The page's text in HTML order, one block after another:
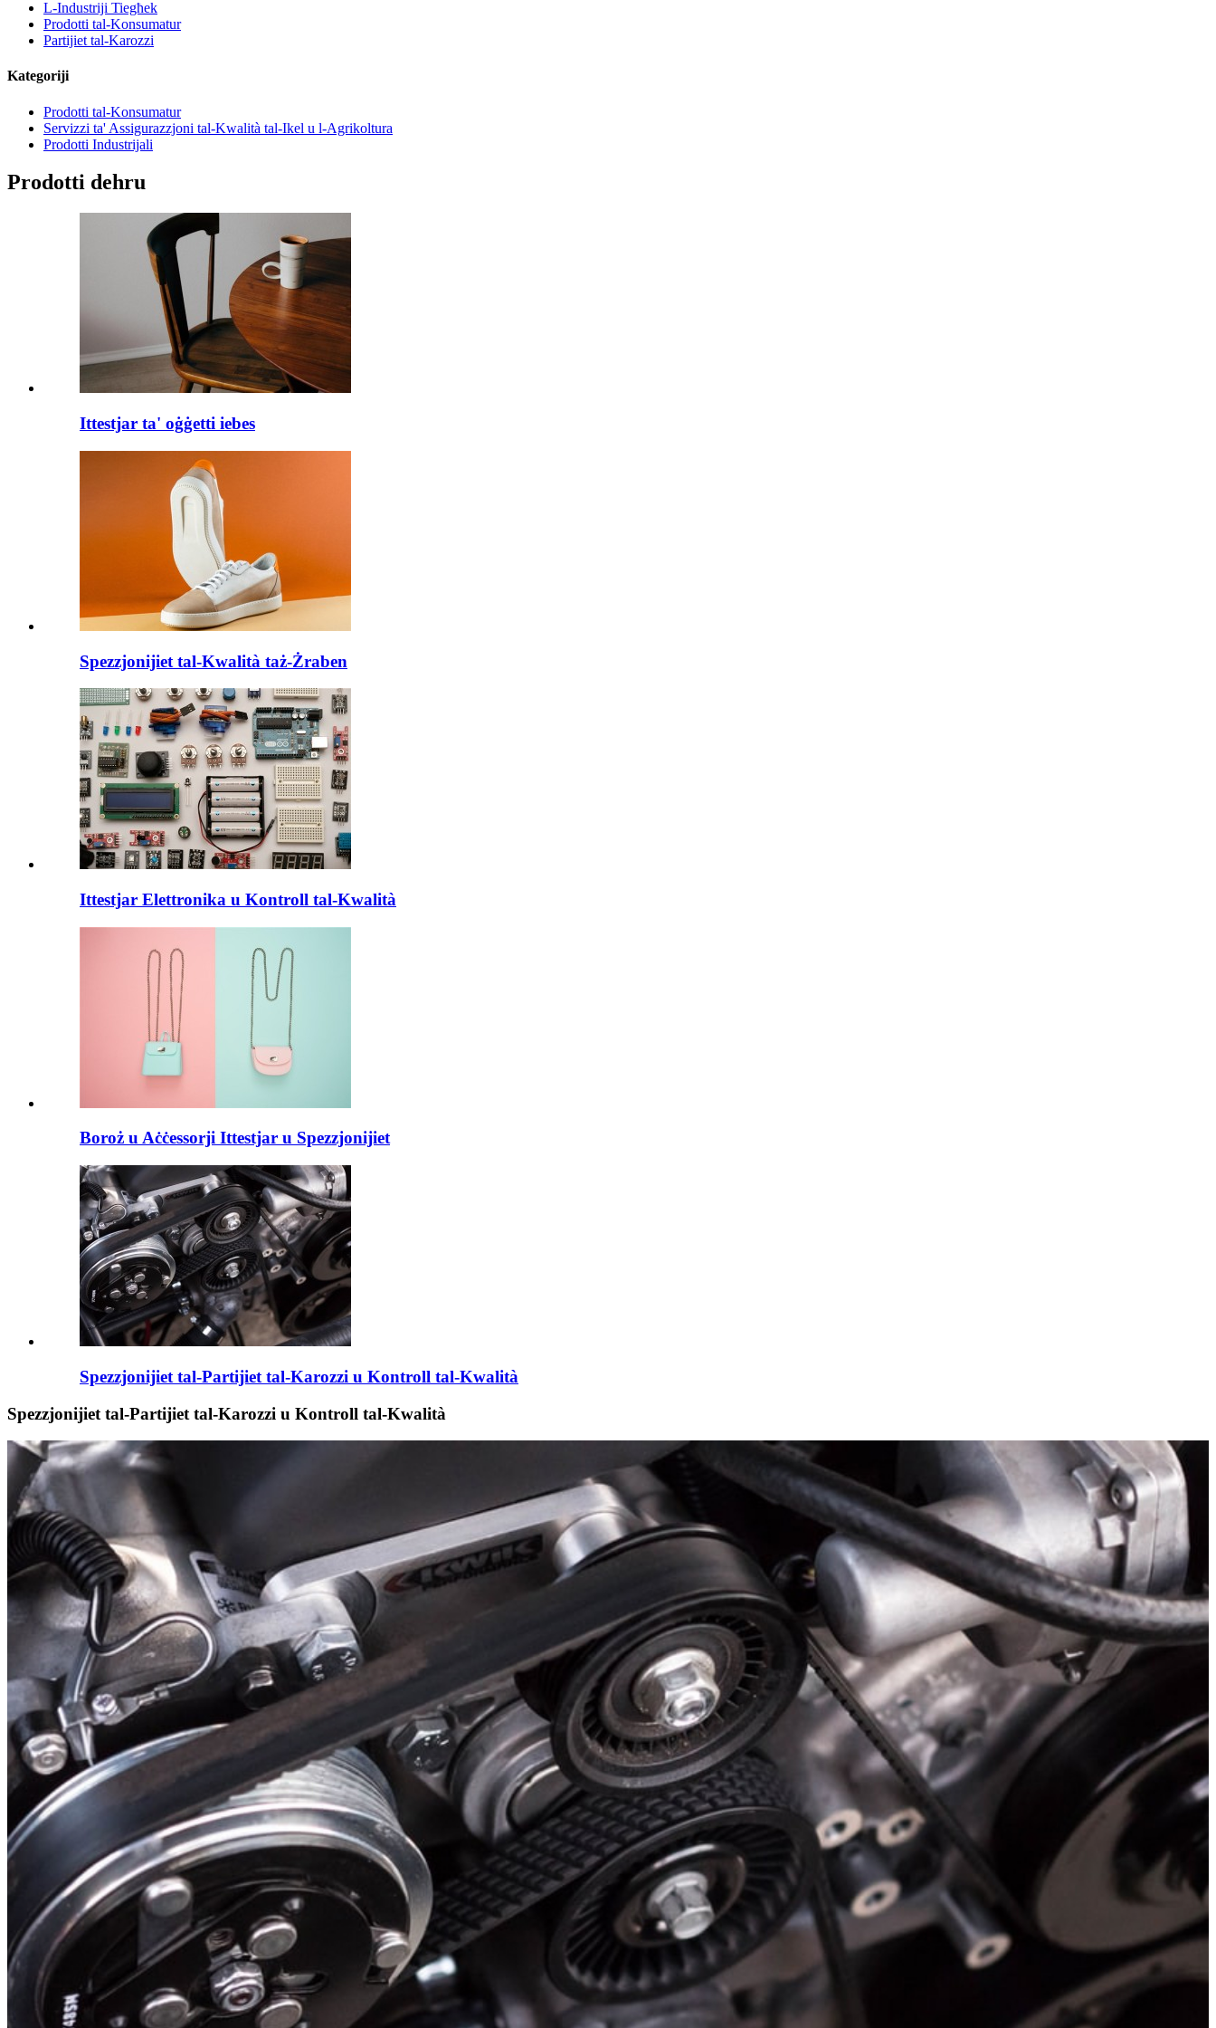
L-Industriji Tiegħek
Prodotti tal-Konsumatur
Partijiet tal-Karozzi
Kategoriji
Prodotti tal-Konsumatur
Servizzi ta' Assigurazzjoni tal-Kwalità tal-Ikel u l-Agrikoltura
Prodotti Industrijali
Prodotti dehru
Ittestjar ta' oġġetti iebes
Spezzjonijiet tal-Kwalità taż-Żraben
Ittestjar Elettronika u Kontroll tal-Kwalità
Boroż u Aċċessorji Ittestjar u Spezzjonijiet
Spezzjonijiet tal-Partijiet tal-Karozzi u Kontroll tal-Kwalità
Spezzjonijiet tal-Partijiet tal-Karozzi u Kontroll tal-Kwalità